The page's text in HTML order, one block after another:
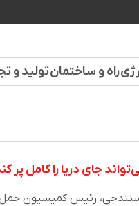
راه و ساختمانتولید و
جای دریا را کامل پر
رئیس کمیسیون حمل و